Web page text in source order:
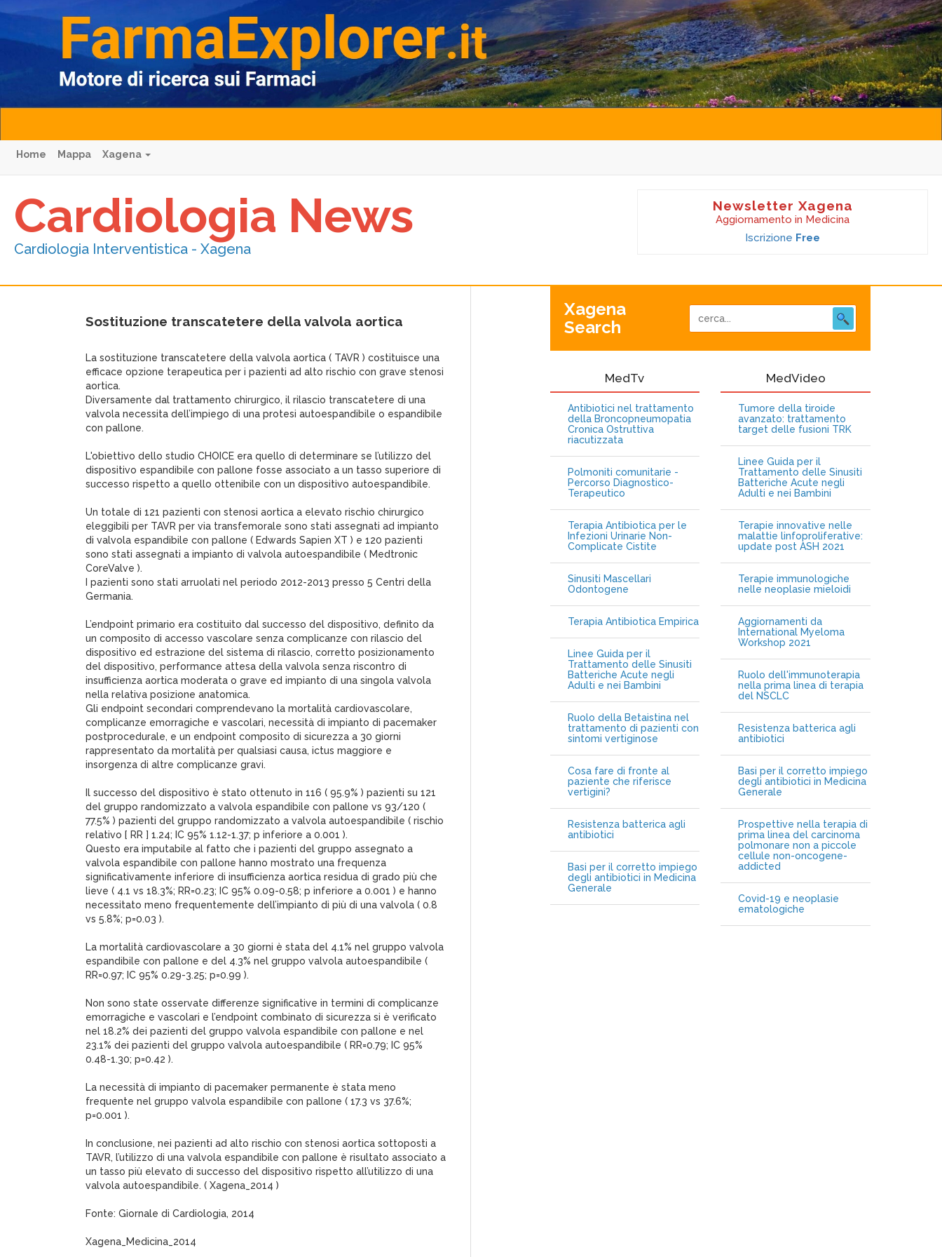
Home Mappa Xagena
Cardiologia News
Cardiologia Interventistica - Xagena
Newsletter Xagena
Aggiornamento in Medicina
Iscrizione Free
Sostituzione transcatetere della valvola aortica
La sostituzione transcatetere della valvola aortica ( TAVR ) costituisce una
efficace opzione terapeutica per i pazienti ad alto rischio con grave stenosi
aortica.
Diversamente dal trattamento chirurgico, il rilascio transcatetere di una
valvola necessita dell’impiego di una protesi autoespandibile o espandibile
con pallone.
L'obiettivo dello studio CHOICE era quello di determinare se l’utilizzo del
dispositivo espandibile con pallone fosse associato a un tasso superiore di
successo rispetto a quello ottenibile con un dispositivo autoespandibile.
Un totale di 121 pazienti con stenosi aortica a elevato rischio chirurgico
eleggibili per TAVR per via transfemorale sono stati assegnati ad impianto
di valvola espandibile con pallone ( Edwards Sapien XT ) e 120 pazienti
sono stati assegnati a impianto di valvola autoespandibile ( Medtronic
CoreValve ).
I pazienti sono stati arruolati nel periodo 2012-2013 presso 5 Centri della
Germania.
L’endpoint primario era costituito dal successo del dispositivo, definito da
un composito di accesso vascolare senza complicanze con rilascio del
dispositivo ed estrazione del sistema di rilascio, corretto posizionamento
del dispositivo, performance attesa della valvola senza riscontro di
insufficienza aortica moderata o grave ed impianto di una singola valvola
nella relativa posizione anatomica.
Gli endpoint secondari comprendevano la mortalità cardiovascolare,
complicanze emorragiche e vascolari, necessità di impianto di pacemaker
postprocedurale, e un endpoint composito di sicurezza a 30 giorni
rappresentato da mortalità per qualsiasi causa, ictus maggiore e
insorgenza di altre complicanze gravi.
Il successo del dispositivo è stato ottenuto in 116 ( 95.9% ) pazienti su 121
del gruppo randomizzato a valvola espandibile con pallone vs 93/120 (
77.5% ) pazienti del gruppo randomizzato a valvola autoespandibile ( rischio
relativo [ RR ] 1.24; IC 95% 1.12-1.37; p inferiore a 0.001 ).
Questo era imputabile al fatto che i pazienti del gruppo assegnato a
valvola espandibile con pallone hanno mostrato una frequenza
significativamente inferiore di insufficienza aortica residua di grado più che
lieve ( 4.1 vs 18.3%; RR=0.23; IC 95% 0.09-0.58; p inferiore a 0.001 ) e hanno
necessitato meno frequentemente dell’impianto di più di una valvola ( 0.8
vs 5.8%; p=0.03 ).
La mortalità cardiovascolare a 30 giorni è stata del 4.1% nel gruppo valvola
espandibile con pallone e del 4.3% nel gruppo valvola autoespandibile (
RR=0.97; IC 95% 0.29-3.25; p=0.99 ).
Non sono state osservate differenze significative in termini di complicanze
emorragiche e vascolari e l’endpoint combinato di sicurezza si è verificato
nel 18.2% dei pazienti del gruppo valvola espandibile con pallone e nel
23.1% dei pazienti del gruppo valvola autoespandibile ( RR=0.79; IC 95%
0.48-1.30; p=0.42 ).
La necessità di impianto di pacemaker permanente è stata meno
frequente nel gruppo valvola espandibile con pallone ( 17.3 vs 37.6%;
p=0.001 ).
In conclusione, nei pazienti ad alto rischio con stenosi aortica sottoposti a
TAVR, l’utilizzo di una valvola espandibile con pallone è risultato associato a
un tasso più elevato di successo del dispositivo rispetto all’utilizzo di una
valvola autoespandibile. ( Xagena_2014 )
Fonte: Giornale di Cardiologia, 2014
Xagena_Medicina_2014
Xagena
Search
MedTv
Antibiotici nel trattamento
della Broncopneumopatia
Cronica Ostruttiva
riacutizzata
Polmoniti comunitarie -
Percorso Diagnostico-
Terapeutico
Terapia Antibiotica per le
Infezioni Urinarie Non-
Complicate Cistite
Sinusiti Mascellari
Odontogene
Terapia Antibiotica Empirica
Linee Guida per il
Trattamento delle Sinusiti
Batteriche Acute negli
Adulti e nei Bambini
Ruolo della Betaistina nel
trattamento di pazienti con
sintomi vertiginose
Cosa fare di fronte al
paziente che riferisce
vertigini?
Resistenza batterica agli
antibiotici
Basi per il corretto impiego
degli antibiotici in Medicina
Generale
MedVideo
Tumore della tiroide
avanzato: trattamento
target delle fusioni TRK
Linee Guida per il
Trattamento delle Sinusiti
Batteriche Acute negli
Adulti e nei Bambini
Terapie innovative nelle
malattie linfoproliferative:
update post ASH 2021
Terapie immunologiche
nelle neoplasie mieloidi
Aggiornamenti da
International Myeloma
Workshop 2021
Ruolo dell'immunoterapia
nella prima linea di terapia
del NSCLC
Resistenza batterica agli
antibiotici
Basi per il corretto impiego
degli antibiotici in Medicina
Generale
Prospettive nella terapia di
prima linea del carcinoma
polmonare non a piccole
cellule non-oncogene-
addicted
Covid-19 e neoplasie
ematologiche